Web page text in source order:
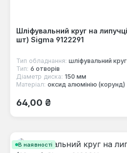
Шліфувальний круг на
шт) Sigma 9122291
Тип обладнання: шліфувальний круг
Тип: 6 отворів
Діаметр диска: 150 мм
Матеріал: оксид алюмінію (корунд)
Звичайна ціна:
64,00 ₴
В наявності